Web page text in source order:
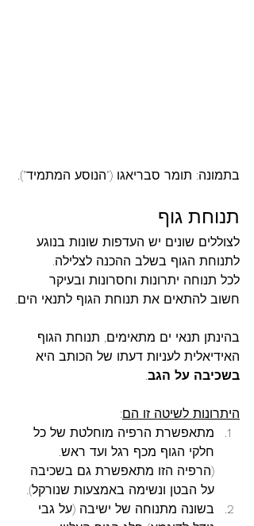
בתמונה: תומר סבריאגו ("הנוסע המתמיד").
תנוחת גוף
לצוללים שונים יש העדפות שונות בנוגע
לתנוחת הגוף בשלב ההכנה לצלילה.
לכל תנוחה יתרונות וחסרונות ובעיקר
חשוב להתאים את תנוחת הגוף לתנאי הים.
בהינתן תנאי ים מתאימים, תנוחת הגוף
האידיאלית לעניות דעתו של הכותב היא
בשכיבה על הגב.
היתרונות לשיטה זו הם:
מתאפשרת הרפיה מוחלטת של כל
חלקי הגוף מכף רגל ועד ראש.
(הרפיה הזו מתאפשרת גם בשכיבה
על הבטן ונשימה באמצעות שנורקל).
בשונה מתנוחה של ישיבה (על גבי